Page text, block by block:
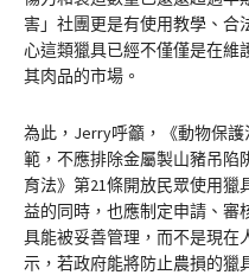
害」社團更是有使用教學、合
心這類獵具已經不僅僅是在維
其肉品的市場。
為此，Jerry呼籲，《動物保
範，不應排除金屬製山豬吊陷
育法》第21條開放民眾使用
益的同時，也應制定申請、審
具能被妥善管理，而不是現在
示，若政府能將防止農損的獵